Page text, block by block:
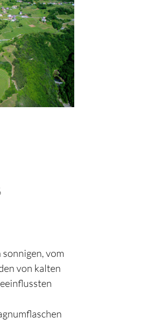
vom
von kalten